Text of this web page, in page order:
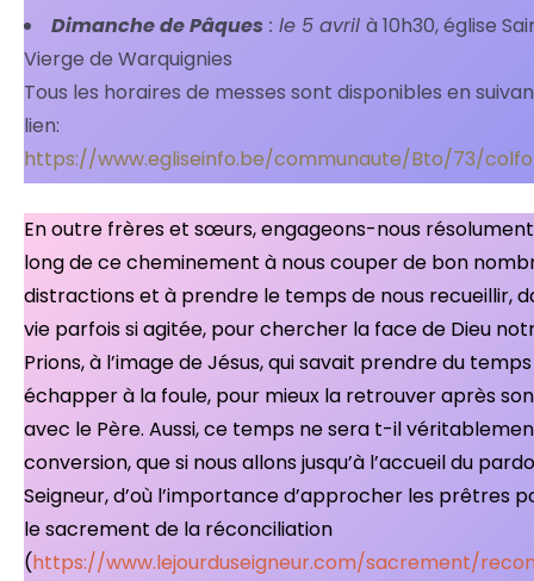
Dimanche de Pâques : le 5 avril à 10h30, église
Vierge de Warquignies
Tous les horaires de messes sont disponibles en
lien:
https://www.egliseinfo.be/communaute/Bto/73/
En outre frères et sœurs, engageons-nous
long de ce cheminement à nous couper de bon
distractions et à prendre le temps de nous recueillir,
vie parfois si agitée, pour chercher la face de Dieu
Prions, à l’image de Jésus, qui savait prendre du
échapper à la foule, pour mieux la retrouver après
avec le Père. Aussi, ce temps ne sera t-il
conversion, que si nous allons jusqu’à l’accueil du
Seigneur, d’où l’importance d’approcher les prêtres
le sacrement de la réconciliation
(https://www.lejourduseigneur.com/sacrement/